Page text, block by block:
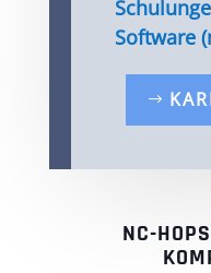
Software
NC-